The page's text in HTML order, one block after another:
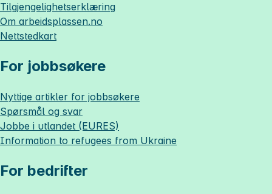
Tilgjengelighetserklæring
Om arbeidsplassen.no
Nettstedkart
For jobbsøkere
Nyttige artikler for jobbsøkere
Spørsmål og svar
Jobbe i utlandet (EURES)
Information to refugees from Ukraine
For bedrifter